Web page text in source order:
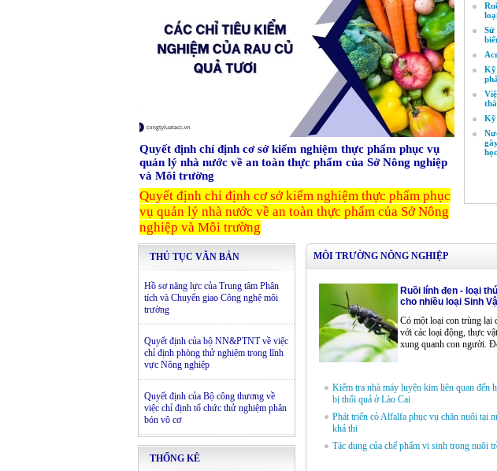
Quyết định chỉ định cơ sở kiểm nghiệm thực phẩm phục vụ
quản lý nhà nước về an toàn thực phẩm của Sở Nông nghiệp
và Môi trường
Quyết định chỉ định cơ sở kiểm nghiệm thực phẩm phục
vụ quản lý nhà nước về an toàn thực phẩm của Sở Nông
nghiệp và Môi trường
Sử
Kỹ
Kỹ
học
THỦ TỤC VĂN BẢN
Hồ sơ năng lực của Trung tâm Phân
tích và Chuyển giao Công nghệ môi
trường
Quyết định của bộ NN&PTNT về việc
chỉ định phòng thử nghiệm trong lĩnh
vực Nông nghiệp
Quyết định của Bộ công thương về
việc chỉ định tổ chức thử nghiệm phân
bón vô cơ
THỐNG KÊ
MÔI TRƯỜNG NÔNG NGHIỆP
Ruồi lính đen - loại
cho nhiều loại Sinh
Có một loại con trùng lại
với các loại động, thực
xung quanh con người.
Kiểm tra nhà máy luyện kim liên quan đến
bị thối quả ở Lào Cai
Phát triển cỏ Alfalfa phục vụ chăn nuôi tại
khả thi
Tác dụng của chế phẩm vi sinh trong nuôi